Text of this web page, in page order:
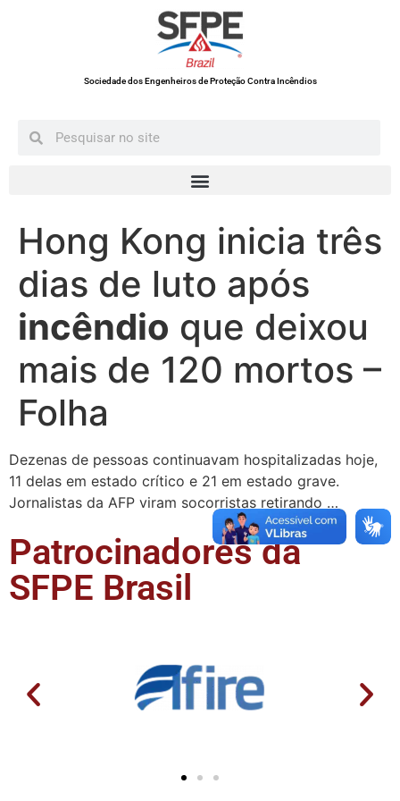
Sociedade dos Engenheiros de Proteção Contra Incêndios
Hong Kong inicia três
dias de luto após
incêndio que deixou
mais de 120 mortos –
Folha
Dezenas de pessoas continuavam hospitalizadas hoje,
11 delas em estado crítico e 21 em estado grave.
Jornalistas da AFP viram socorristas retirando …
Patrocinadores da
SFPE Brasil